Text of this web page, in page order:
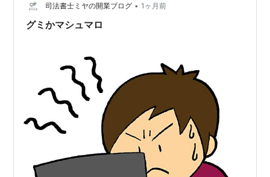
司法書士ミヤの開業ブログ • 1ヶ月前
グミかマシュマロ